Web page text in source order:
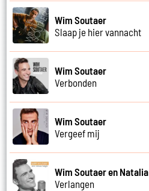
Wim Soutaer
Slaap je hier vannacht
Wim Soutaer
Verbonden
Wim Soutaer
Vergeef mij
Wim Soutaer en Natalia
Verlangen